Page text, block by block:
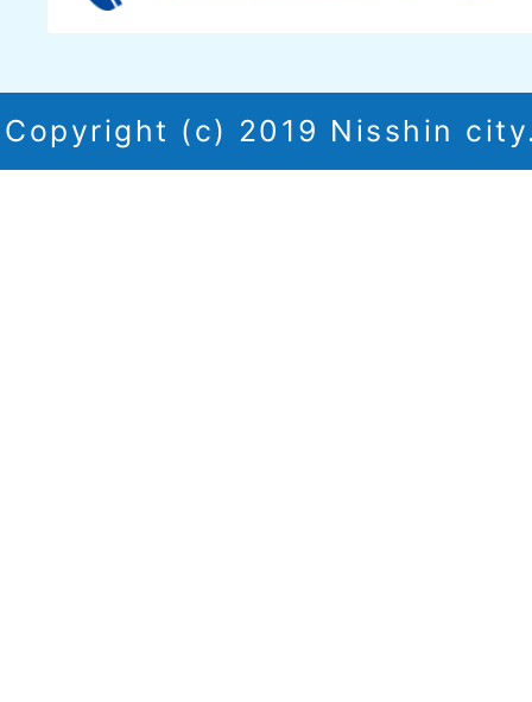
Copyright (c) 2019 Nisshin